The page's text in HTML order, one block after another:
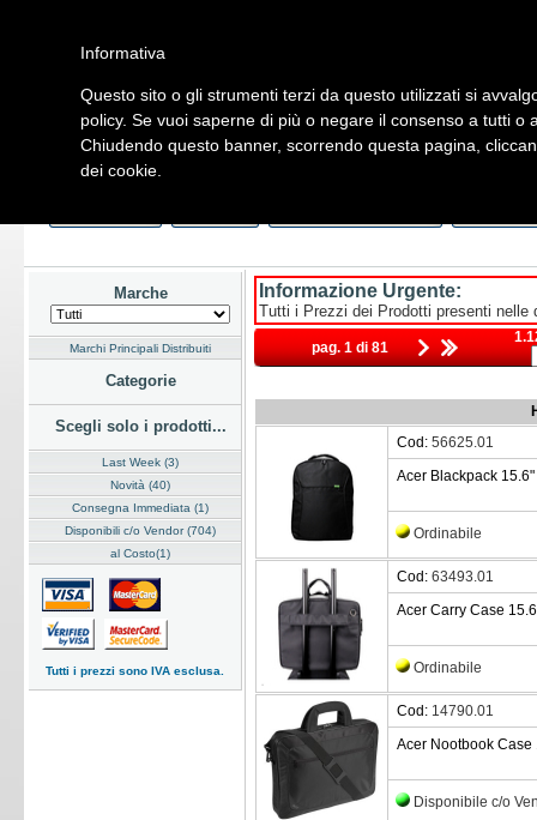
Home Listino Marchi Dati Cliente Servizi Company
Hardware Software Fotografia Telefonia Audio Video
Marche
Marchi Principali Distribuiti
Categorie
Scegli solo i prodotti...
Last Week (3)
Novità (40)
Consegna Immediata (1)
Disponibili c/o Vendor (704)
al Costo(1)
Tutti i prezzi sono IVA esclusa.
Informazione Urgente:
Tutti i Prezzi dei Prodotti presenti
pag. 1 di 81
Cod: 56625.01
Acer Blackpack
Ordinabile
Cod: 63493.01
Acer Carry Case
Ordinabile
Cod: 14790.01
Acer Nootbook Case
Disponibile c/o
Informativa
Questo sito o gli strumenti terzi da questo utilizzati si
policy. Se vuoi saperne di più o negare il consenso a tutti o
Chiudendo questo banner, scorrendo questa pagina,
dei cookie.